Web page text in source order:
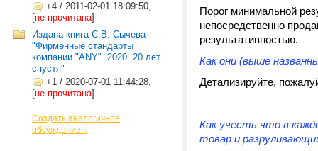
+4 / 2011-02-01 18:09:50,
[не прочитана]
Издана книга С.В. Сычева
"Фирменные стандарты
компании "ANY". 2020. 20 лет
спустя"
+1 / 2020-07-01 11:44:28,
[не прочитана]
Создать аналогичное
обсуждение...
Порог минимальной
непосредственно
результативностью.
Как они (выше
Детализируйте,
Как учесть что в
товар и